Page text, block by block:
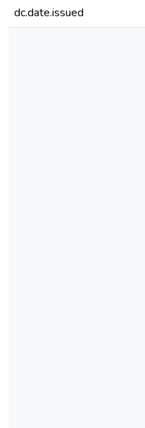
dc.date.issued